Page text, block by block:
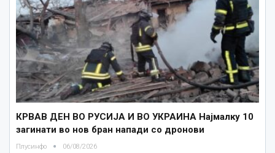
КРВАВ ДЕН ВО РУСИЈА И ВО УКРАИНА Најмалку 10
загинати во нов бран напади со дронови
Плусинфо 06/08/2026